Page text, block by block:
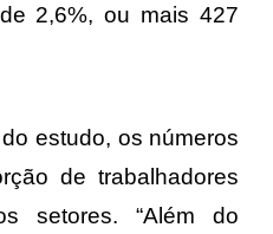
2,6%, ou mais 427
estudo, os números
de trabalhadores
setores. “Além do